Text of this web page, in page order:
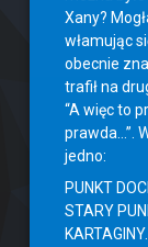
Xany?
włamując
obecnie
trafił na
“A więc to
prawda…”.
jedno:
PUNKT
STARY